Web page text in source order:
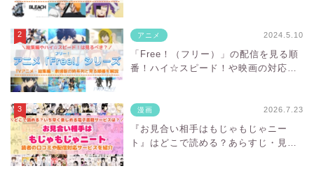
アニメ 2024.5.10
「Free！（フリー）」の配信を見る順
番！ハイ☆スピード！や映画の対応サ
漫画 2026.7.23
『お見合い相手はもじゃもじゃニー
ト』はどこで読める？あらすじ・見ど